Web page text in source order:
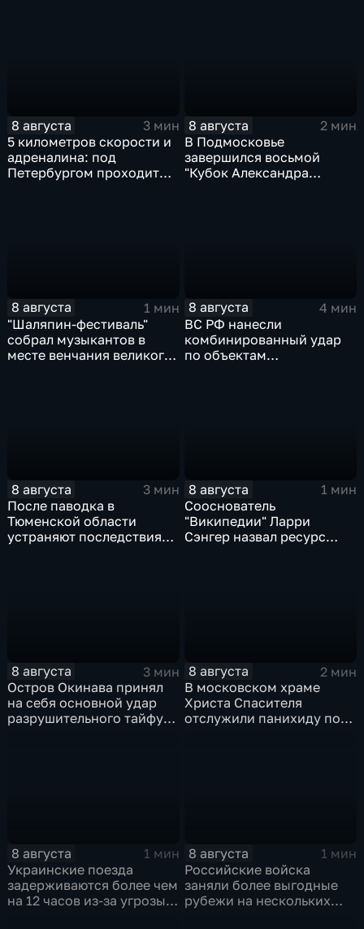
8 августа
3 мин
5 километров скорости и
адреналина: под
Петербургом проходит
8 августа
2 мин
В Подмосковье
завершился восьмой
"Кубок Александра
8 августа
1 мин
"Шаляпин‑фестиваль"
собрал музыкантов в
месте венчания великого
8 августа
4 мин
ВС РФ нанесли
комбинированный удар
по объектам
8 августа
3 мин
После паводка в
Тюменской области
устраняют последствия
8 августа
1 мин
Сооснователь
"Википедии" Ларри
Сэнгер назвал ресурс
8 августа
3 мин
Остров Окинава принял
на себя основной удар
разрушительного тайфуна
8 августа
2 мин
В московском храме
Христа Спасителя
отслужили панихиду по
8 августа
1 мин
Украинские поезда
задерживаются более чем
на 12 часов из-за угрозы
8 августа
1 мин
Российские войска
заняли более выгодные
рубежи на нескольких